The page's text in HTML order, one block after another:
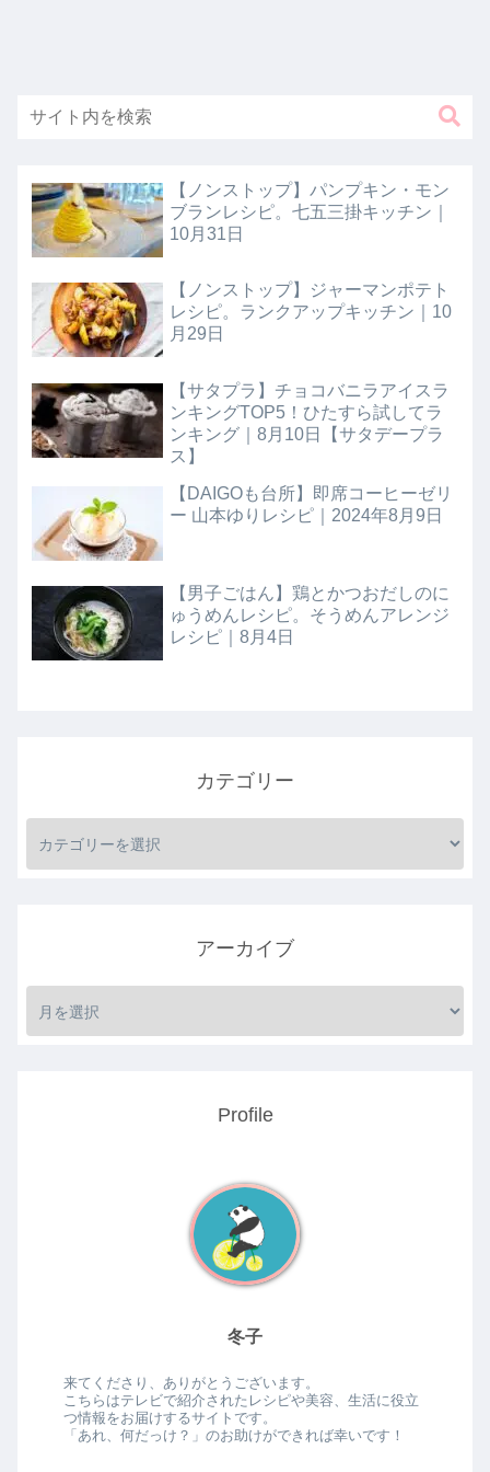
【ノンストップ】パンプキン・モン
ブランレシピ。七五三掛キッチン｜
10月31日
【ノンストップ】ジャーマンポテト
レシピ。ランクアップキッチン｜10
月29日
【サタプラ】チョコバニラアイスラ
ンキングTOP5！ひたすら試してラ
ンキング｜8月10日【サタデープラ
ス】
【DAIGOも台所】即席コーヒーゼリ
ー 山本ゆりレシピ｜2024年8月9日
【男子ごはん】鶏とかつおだしのに
ゅうめんレシピ。そうめんアレンジ
レシピ｜8月4日
カテゴリー
アーカイブ
Profile
冬子
来てくださり、ありがとうございます。
こちらはテレビで紹介されたレシピや美容、生活に役立
つ情報をお届けするサイトです。
「あれ、何だっけ？」のお助けができれば幸いです！